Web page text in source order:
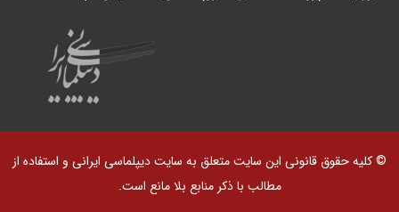
© کلیه حقوق قانونی این سایت متعلق به سایت دیپلماسی ایرانی و استفاده از
مطالب با ذکر منابع بلا مانع است.